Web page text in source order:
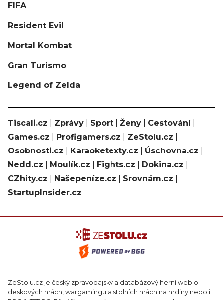
FIFA
Resident Evil
Mortal Kombat
Gran Turismo
Legend of Zelda
Tiscali.cz Zprávy Sport Ženy Cestování|
Games.cz
Profigamers.cz ZeStolu.cz
Osobnosti.cz
Karaoketexty.cz Úschovna.cz
Nedd.cz
Moulík.cz Fights.cz Dokina.cz
CZhity.cz
Našepeníze.cz Srovnám.cz
StartupInsider.cz
ZeStolu.cz je český zpravodajský a databázový herní web o
deskových hrách, wargamingu a stolních hrách na hrdiny neboli